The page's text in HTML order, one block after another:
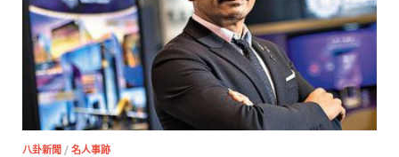
八卦新聞 / 名人事跡